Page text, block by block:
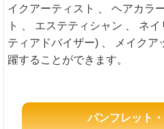
イクアーティスト 、 ヘアカラ
ト 、 エステティシャン 、 ネ
ティアドバイザー) 、 メイク
躍することができます。
パンフレット